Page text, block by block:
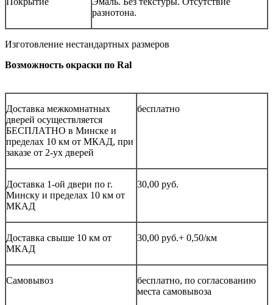
разнотона.
Изготовление нестандартных размеров
Возможность окраски по Ral
Доставка межкомнатных
дверей осуществляется
БЕСПЛАТНО в Минске и
пределах 10 км от МКАД, при
заказе от 2-ух дверей
бесплатно
Доставка 1-ой двери по г.
Минску и пределах 10 км от
МКАД
30,00 руб.
Доставка свыше 10 км от
МКАД
30,00 руб.+ 0,50/км
Самовывоз
бесплатно, по согласованию
места самовывоза